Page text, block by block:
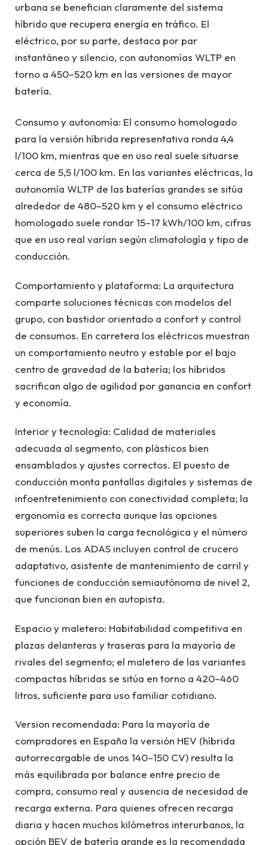
urbana se benefician claramente del sistema
híbrido que recupera energía en tráfico. El
eléctrico, por su parte, destaca por par
instantáneo y silencio, con autonomías WLTP en
torno a 450–520 km en las versiones de mayor
batería.
Consumo y autonomía: El consumo homologado
para la versión híbrida representativa ronda 4,4
l/100 km, mientras que en uso real suele situarse
cerca de 5,5 l/100 km. En las variantes eléctricas, la
autonomía WLTP de las baterías grandes se sitúa
alrededor de 480–520 km y el consumo eléctrico
homologado suele rondar 15–17 kWh/100 km, cifras
que en uso real varían según climatología y tipo de
conducción.
Comportamiento y plataforma: La arquitectura
comparte soluciones técnicas con modelos del
grupo, con bastidor orientado a confort y control
de consumos. En carretera los eléctricos muestran
un comportamiento neutro y estable por el bajo
centro de gravedad de la batería; los híbridos
sacrifican algo de agilidad por ganancia en confort
y economía.
Interior y tecnología: Calidad de materiales
adecuada al segmento, con plásticos bien
ensamblados y ajustes correctos. El puesto de
conducción monta pantallas digitales y sistemas de
infoentretenimiento con conectividad completa; la
ergonomía es correcta aunque las opciones
superiores suben la carga tecnológica y el número
de menús. Los ADAS incluyen control de crucero
adaptativo, asistente de mantenimiento de carril y
funciones de conducción semiautónoma de nivel 2,
que funcionan bien en autopista.
Espacio y maletero: Habitabilidad competitiva en
plazas delanteras y traseras para la mayoría de
rivales del segmento; el maletero de las variantes
compactas híbridas se sitúa en torno a 420–460
litros, suficiente para uso familiar cotidiano.
Version recomendada: Para la mayoría de
compradores en España la versión HEV (híbrida
autorrecargable de unos 140–150 CV) resulta la
más equilibrada por balance entre precio de
compra, consumo real y ausencia de necesidad de
recarga externa. Para quienes ofrecen recarga
diaria y hacen muchos kilómetros interurbanos, la
opción BEV de batería grande es la recomendada